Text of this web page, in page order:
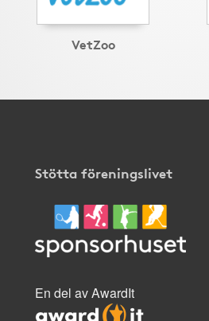
VetZoo
Stötta föreningslivet
En del av AwardIt